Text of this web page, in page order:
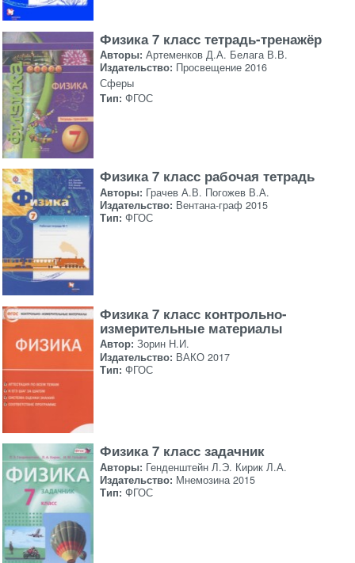
Физика 7 класс тетрадь-тренажёр
Авторы: Артеменков Д.А. Белага В.В.
Издательство: Просвещение 2016
Сферы
Тип: ФГОС
Физика 7 класс рабочая тетрадь
Авторы: Грачев А.В. Погожев В.А.
Издательство: Вентана-граф 2015
Тип: ФГОС
Физика 7 класс контрольно-
измерительные материалы
Автор: Зорин Н.И.
Издательство: ВАКО 2017
Тип: ФГОС
Физика 7 класс задачник
Авторы: Генденштейн Л.Э. Кирик Л.А.
Издательство: Мнемозина 2015
Тип: ФГОС